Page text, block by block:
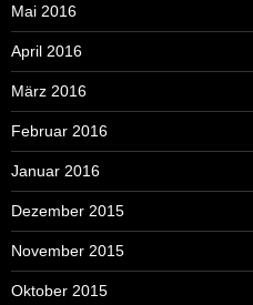
Mai 2016
April 2016
März 2016
Februar 2016
Januar 2016
Dezember 2015
November 2015
Oktober 2015